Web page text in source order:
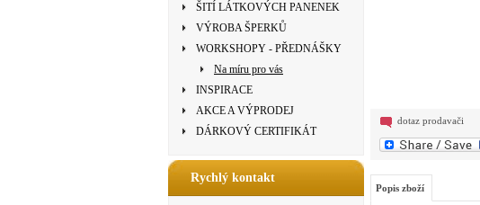
ŠITÍ LÁTKOVÝCH PANENEK
VÝROBA ŠPERKŮ
WORKSHOPY - PŘEDNÁŠKY
Na míru pro vás
INSPIRACE
AKCE A VÝPRODEJ
DÁRKOVÝ CERTIFIKÁT
Rychlý kontakt
dotaz prodavači
Popis zboží